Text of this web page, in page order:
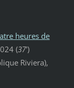
heures de
(37')
Riviera),